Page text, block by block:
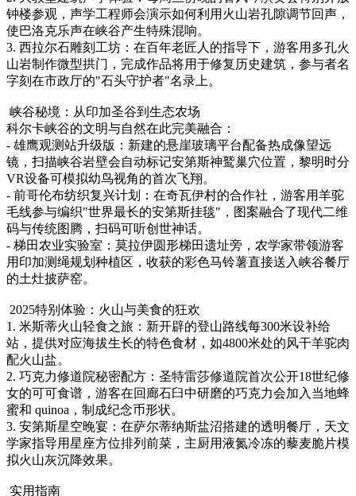
钟楼参观，声学工程师会演示如何利用火山岩孔隙调节回声，
使巴洛克乐声在峡谷产生特殊混响。
3. 西拉尔石雕刻工坊：在百年老匠人的指导下，游客用多孔火
山岩制作微型拱门，完成作品将用于修复历史建筑，参与者名
字刻在市政厅的"石头守护者"名录上。
峡谷秘境：从印加圣谷到生态农场
科尔卡峡谷的文明与自然在此完美融合：
- 雄鹰观测站升级版：新建的悬崖玻璃平台配备热成像望远
镜，扫描峡谷岩壁会自动标记安第斯神鹫巢穴位置，黎明时分
VR设备可模拟幼鸟视角的首次飞翔。
- 前哥伦布纺织复兴计划：在奇瓦伊村的合作社，游客用羊驼
毛线参与编织"世界最长的安第斯挂毯"，图案融合了现代二维
码与传统图腾，扫码可听创世神话。
- 梯田农业实验室：莫拉伊圆形梯田遗址旁，农学家带领游客
用印加测绳规划种植区，收获的彩色马铃薯直接送入峡谷餐厅
的土灶披萨窑。
2025特别体验：火山与美食的狂欢
1. 米斯蒂火山轻食之旅：新开辟的登山路线每300米设补给
站，提供对应海拔生长的特色食材，如4800米处的风干羊驼肉
配火山盐。
2. 巧克力修道院秘密配方：圣特雷莎修道院首次公开18世纪修
女的可可食谱，游客在回廊石臼中研磨的巧克力会加入当地蜂
蜜和 quinoa，制成纪念币形状。
3. 安第斯星空晚宴：在萨尔蒂纳斯盐沼搭建的透明餐厅，天文
学家指导用星座方位排列前菜，主厨用液氮冷冻的藜麦脆片模
拟火山灰沉降效果。
实用指南